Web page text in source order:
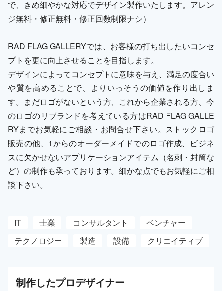
で、きめ細やかな対応でデザイン製作いたします。アレン
ジ無料・修正無料・修正回数制限ナシ）
RAD FLAG GALLERYでは、お客様の打ち出したいコンセ
プトを更に向上させることを目指します。
デザインによってコンセプトに意味を与え、満足の度合い
や質を高めることで、よりいっそうの価値を作り出しま
す。まだロゴがないという方、これから企業される方、今
のロゴのリブランドを考えている方はRAD FLAG GALLE
RYまでお気軽にご相談・お問合せ下さい。ストックロゴ
販売の他、1からのオーダーメイドでのロゴ作成、ビジネ
スに欠かせないアプリケーションアイテム（名刺・封筒な
ど）の制作も承っております。細かな点でもお気軽にご相
談下さい。
IT 士業 コンサルタント
ベンチャー
テクノロジー
製造 設備 クリエイティブ
制作したプロデザイナー